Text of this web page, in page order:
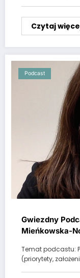
Czytaj
Podcast
Gwiezdny
Mieńkowska-
Temat podcastu:
(priorytety,